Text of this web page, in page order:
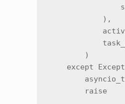
            ),
        )
except